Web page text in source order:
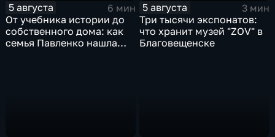
5 августа
6 мин
От учебника истории до
собственного дома: как
семья Павленко нашла
5 августа
3 мин
Три тысячи экспонатов:
что хранит музей "ZOV" в
Благовещенске